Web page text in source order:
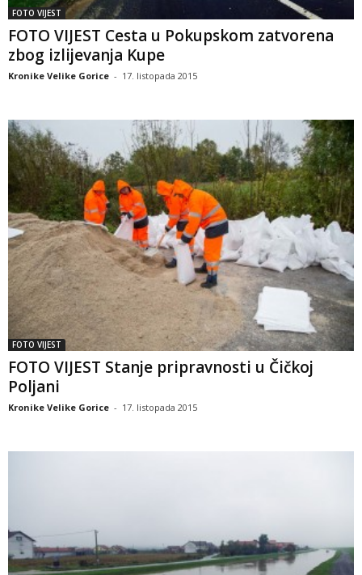
FOTO VIJEST
FOTO VIJEST Cesta u Pokupskom zatvorena
zbog izlijevanja Kupe
Kronike Velike Gorice - 17. listopada 2015
FOTO VIJEST
FOTO VIJEST Stanje pripravnosti u Čičkoj
Poljani
Kronike Velike Gorice - 17. listopada 2015